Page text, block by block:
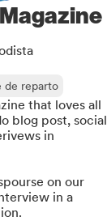
de reparto
that loves all
blog post, social
in
on our
in a